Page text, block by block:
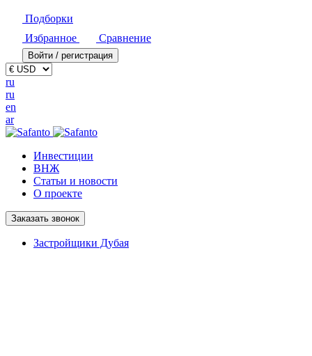
Подборки
Избранное
Сравнение
Войти / регистрация
ru
ru
en
ar
Инвестиции
ВНЖ
Статьи и новости
О проекте
Заказать звонок
Застройщики Дубая